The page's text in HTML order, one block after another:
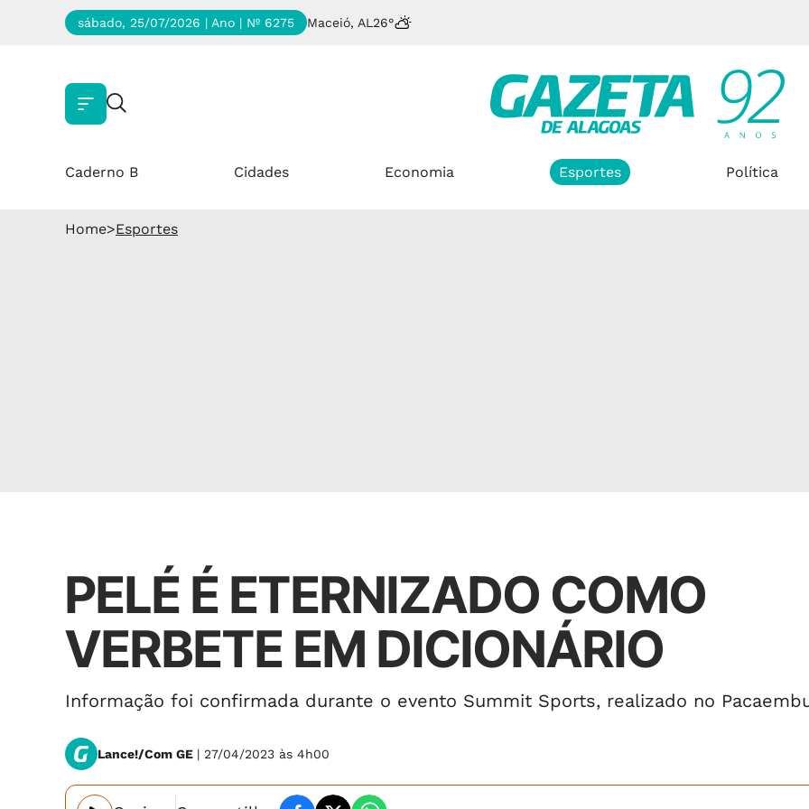
sábado, 25/07/2026 | Ano | Nº 6275 Maceió, AL 26°
Caderno B Cidades Economia Esportes Política
Home>Esportes
PELÉ É ETERNIZADO COMO
VERBETE EM DICIONÁRIO
Informação foi confirmada durante o evento Summit Sports, realizado no
Lance!/Com GE | 27/04/2023 às 4h00